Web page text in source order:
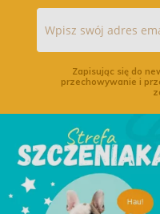
Zapisując się do
przechowywanie i